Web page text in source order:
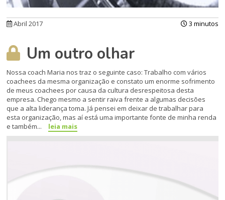
Abril 2017 3 minutos
Um outro olhar
Nossa coach Maria nos traz o seguinte caso: Trabalho com vários
coachees da mesma organização e constato um enorme sofrimento
de meus coachees por causa da cultura desrespeitosa desta
empresa. Chego mesmo a sentir raiva frente a algumas decisões
que a alta liderança toma. Já pensei em deixar de trabalhar para
esta organização, mas aí está uma importante fonte de minha renda
e também...
leia mais